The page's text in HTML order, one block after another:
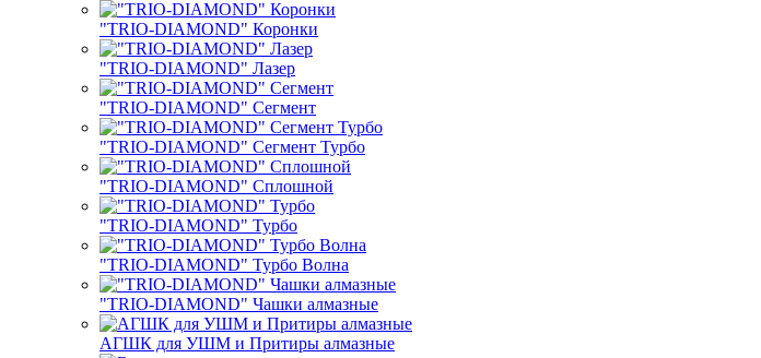
"TRIO-DIAMOND" Коронки
"TRIO-DIAMOND" Лазер
"TRIO-DIAMOND" Сегмент
"TRIO-DIAMOND" Сегмент Турбо
"TRIO-DIAMOND" Сплошной
"TRIO-DIAMOND" Турбо
"TRIO-DIAMOND" Турбо Волна
"TRIO-DIAMOND" Чашки алмазные
АГШК для УШМ и Притиры алмазные